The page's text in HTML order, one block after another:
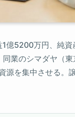
億5200万円、純
業のシマダヤ（東
源を集中させる。